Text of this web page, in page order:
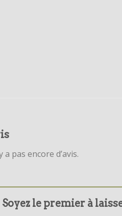
a pas encore d’avis.
Soyez le premier à